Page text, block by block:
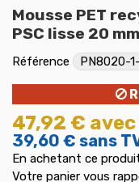
Mousse PET
PSC lisse 20 mm
Référence PN8020-
47,92 € avec
39,60 € sans
En achetant ce
Votre panier vous